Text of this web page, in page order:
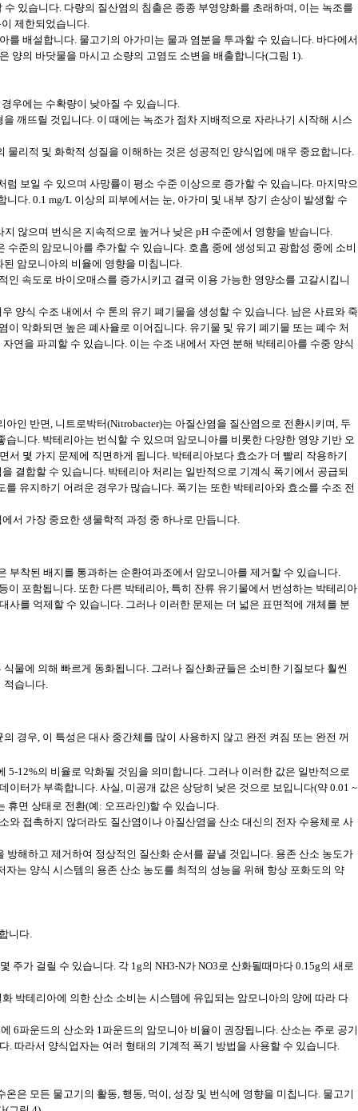
있습니다. 다량의 질산염의 침출은 종종 부영양화를 초래하며, 이는 녹조를
제한되었습니다.
배설합니다. 물고기의 아가미는 물과 염분을 투과할 수 있습니다. 바다에서
양의 바닷물을 마시고 소량의 고염도 소변을 배출합니다(그림 1).
우에는 수확량이 낮아질 수 있습니다.
깨뜨릴 것입니다. 이 때에는 녹조가 점차 지배적으로 자라나기 시작해 시스
리적 및 화학적 성질을 이해하는 것은 성공적인 양식업에 매우 중요합니다.
보일 수 있으며 사망률이 평소 수준 이상으로 증가할 수 있습니다. 마지막으
다. 0.1 mg/L 이상의 피부에서는 눈, 아가미 및 내부 장기 손상이 발생할 수
않으며 번식은 지속적으로 높거나 낮은 pH 수준에서 영향을 받습니다.
준의 암모니아를 추가할 수 있습니다. 호흡 중에 생성되고 광합성 중에 소비
암모니아의 비율에 영향을 미칩니다.
속도로 바이오매스를 증가시키고 결국 이용 가능한 영양소를 고갈시킵니
양식 수조 내에서 수 톤의 유기 폐기물을 생성할 수 있습니다. 남은 사료와 죽
악화되면 높은 폐사율로 이어집니다. 유기물 및 유기 폐기물 또는 폐수 처
연을 파괴할 수 있습니다. 이는 수조 내에서 자연 분해 박테리아를 수중 양식
인 반면, 니트로박터(Nitrobacter)는 아질산염을 질산염으로 전환시키며, 두
니다. 박테리아는 번식할 수 있으며 암모니아를 비롯한 다양한 영양 기반 오
몇 가지 문제에 직면하게 됩니다. 박테리아보다 효소가 더 빨리 작용하기
결합할 수 있습니다. 박테리아 처리는 일반적으로 기계식 폭기에서 공급되
유지하기 어려운 경우가 많습니다. 폭기는 또한 박테리아와 효소를 수조 전
서 가장 중요한 생물학적 과정 중 하나로 만듭니다.
착된 배지를 통과하는 순환여과조에서 암모니아를 제거할 수 있습니다.
포함됩니다. 또한 다른 박테리아, 특히 잔류 유기물에서 번성하는 박테리아
를 억제할 수 있습니다. 그러나 이러한 문제는 더 넓은 표면적에 개체를 분
물에 의해 빠르게 동화됩니다. 그러나 질산화균들은 소비한 기질보다 훨씬
습니다.
경우, 이 특성은 대사 중간체를 많이 사용하지 않고 완전 켜짐 또는 완전 꺼
5-12%의 비율로 악화될 것임을 의미합니다. 그러나 이러한 값은 일반적으로
터가 부족합니다. 사실, 미공개 값은 상당히 낮은 것으로 보입니다(약 0.01 ~
휴면 상태로 전환(예: 오프라인)할 수 있습니다.
와 접촉하지 않더라도 질산염이나 아질산염을 산소 대신의 전자 수용체로 사
해하고 제거하여 정상적인 질산화 순서를 끝낼 것입니다. 용존 산소 농도가
는 양식 시스템의 용존 산소 농도를 최적의 성능을 위해 항상 포화도의 약
니다.
가 걸릴 수 있습니다. 각 1g의 NH3-N가 NO3로 산화될때마다 0.15g의 새로
박테리아에 의한 산소 소비는 시스템에 유입되는 암모니아의 양에 따라 다
6파운드의 산소와 1파운드의 암모니아 비율이 권장됩니다. 산소는 주로 공기
따라서 양식업자는 여러 형태의 기계적 폭기 방법을 사용할 수 있습니다.
은 모든 물고기의 활동, 행동, 먹이, 성장 및 번식에 영향을 미칩니다. 물고기